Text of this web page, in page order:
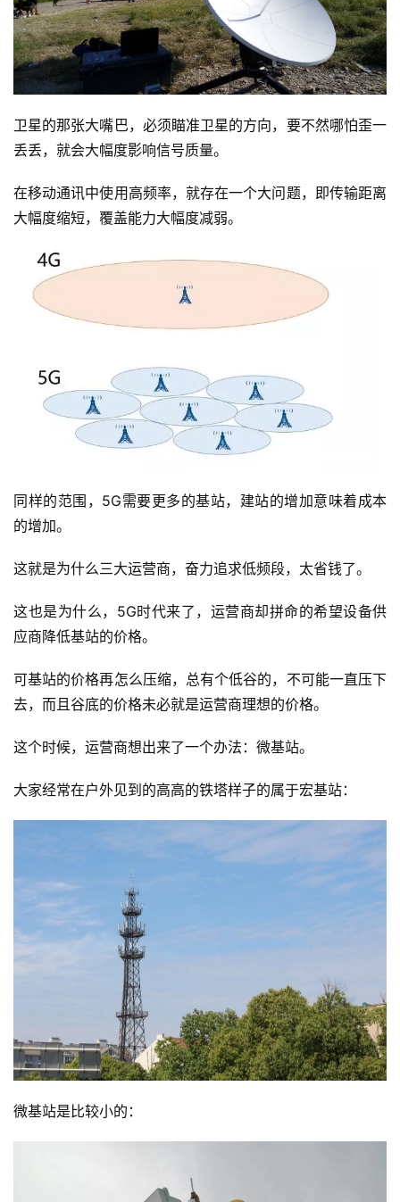
习
云
计
未
医
疗
更
多
容
登录
卫星的那张大嘴巴，必须瞄准卫星的方向，要不然哪怕歪一
丢丢，就会大幅度影响信号质量。
在移动通讯中使用高频率，就存在一个大问题，即传输距离
大幅度缩短，覆盖能力大幅度减弱。
同样的范围，5G需要更多的基站，建站的增加意味着成本
的增加。
这就是为什么三大运营商，奋力追求低频段，太省钱了。
这也是为什么，5G时代来了，运营商却拼命的希望设备供
应商降低基站的价格。
可基站的价格再怎么压缩，总有个低谷的，不可能一直压下
去，而且谷底的价格未必就是运营商理想的价格。
这个时候，运营商想出来了一个办法：微基站。
大家经常在户外见到的高高的铁塔样子的属于宏基站：
微基站是比较小的：